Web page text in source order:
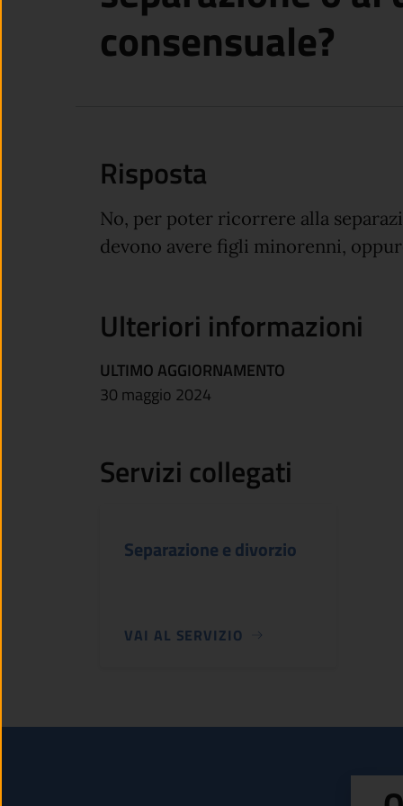
consensuale?
Risposta
No, per poter ricorrere alla
devono avere figli minorenni,
Ulteriori informazioni
ULTIMO AGGIORNAMENTO
30 maggio 2024
Servizi collegati
Separazione e divorzio
VAI AL SERVIZIO